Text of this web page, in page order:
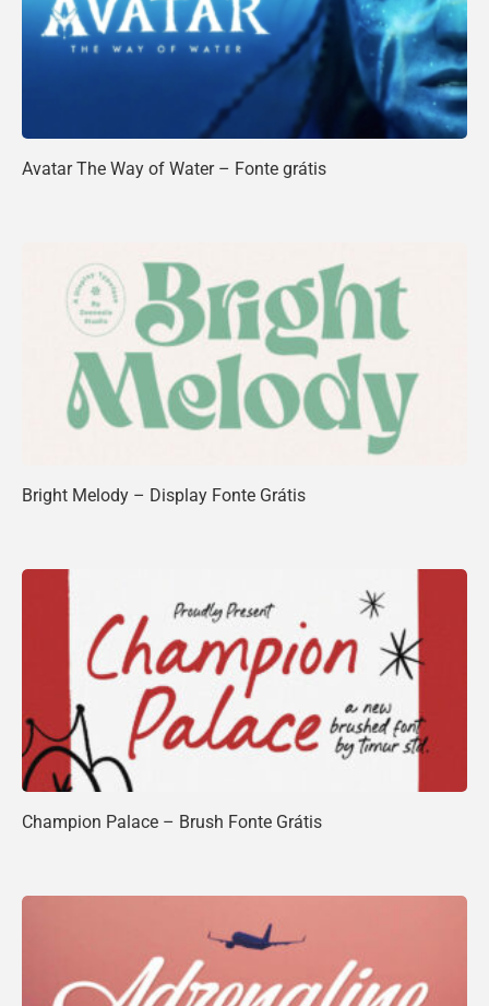
Avatar The Way of Water – Fonte grátis
Bright Melody – Display Fonte Grátis
Champion Palace – Brush Fonte Grátis